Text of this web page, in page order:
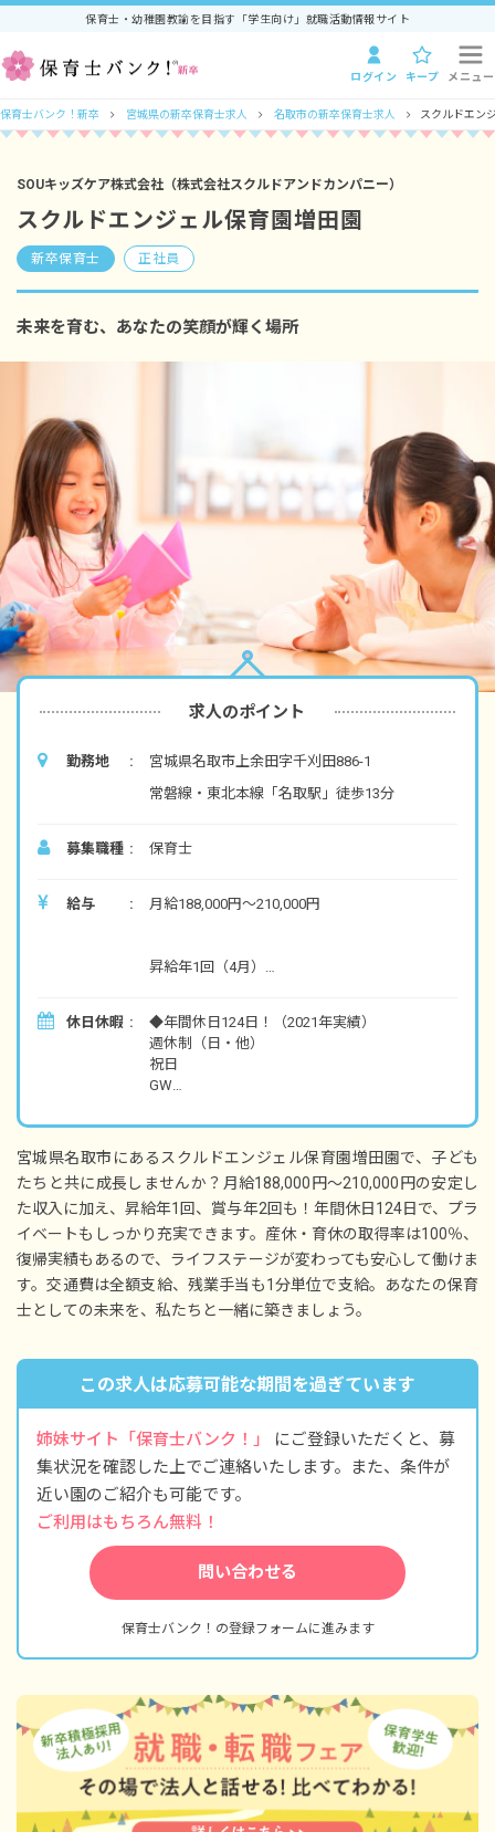
保育士・幼稚園教諭を目指す「学生向け」就職活動情報サイト
ログイン キープ メニュー
保育士バンク！新卒 宮城県の新卒保育士求人 名取市の新卒保育士求人 スクルドエン
SOUキッズケア株式会社（株式会社スクルドアンドカンパニー）
スクルドエンジェル保育園増田園
新卒保育士 正社員
未来を育む、あなたの笑顔が輝く場所
求人のポイント
勤務地
宮城県名取市上余田字千刈田886-1
常磐線・東北本線「名取駅」徒歩13分
募集職種 保育士
給与 月給188,000円～210,000円
昇給年1回（4月）
時間外勤務手当（1分単位で支給）
休日休暇
◆年間休日124日！（2021年実績）
週休制（日・他）
祝日
GW
年末年始休暇
慶弔休暇
有給休暇（入社後6カ月経過後に付与。取得率
70％、半休取得OK！5日以上の連休も応相談）
産休・育休制度（取得率100%、復帰実績あり）
介護休暇
宮城県名取市にあるスクルドエンジェル保育園増田園で、子ども
たちと共に成長しませんか？月給188,000円～210,000円の安定し
た収入に加え、昇給年1回、賞与年2回も！年間休日124日で、プラ
イベートもしっかり充実できます。産休・育休の取得率は100％、
復帰実績もあるので、ライフステージが変わっても安心して働けま
す。交通費は全額支給、残業手当も1分単位で支給。あなたの保育
士としての未来を、私たちと一緒に築きましょう。
この求人は応募可能な期間を過ぎています
姉妹サイト「保育士バンク！」
にご登録いただくと、募
集状況を確認した上でご連絡いたします。また、条件が
近い園のご紹介も可能です。
ご利用はもちろん無料！
問い合わせる
保育士バンク！の登録フォームに進みます